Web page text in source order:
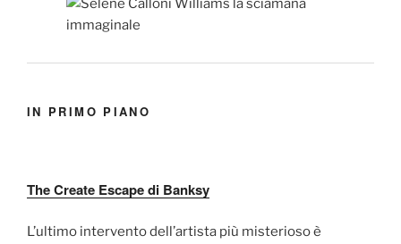
IN PRIMO PIANO
The Create Escape di Banksy
L’ultimo intervento dell’artista più misterioso è